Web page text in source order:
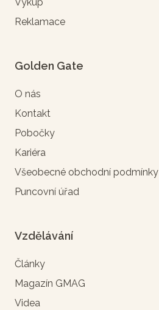
Reklamace
Golden Gate
O nás
Kontakt
Pobočky
Kariéra
Všeobecné obchodní podmínky
Puncovní úřad
Vzdělávání
Články
Magazín GMAG
Videa